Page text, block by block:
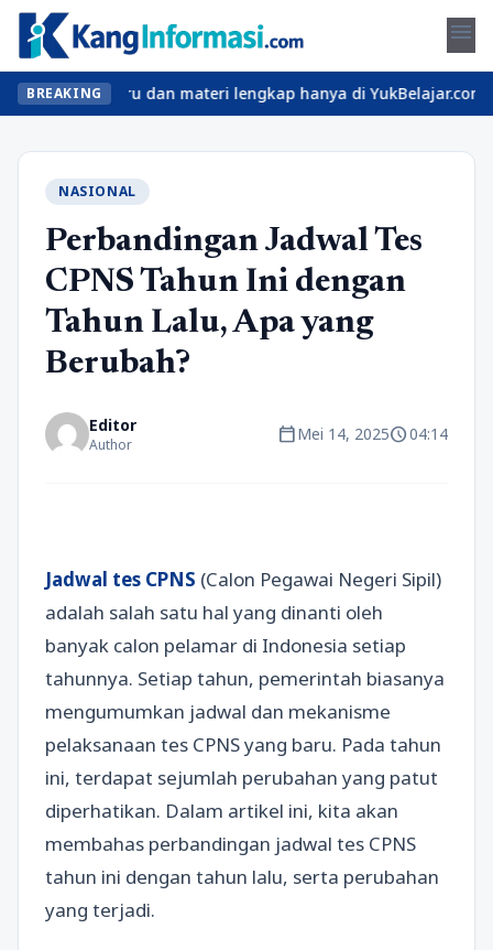
menu
BREAKING
seru dan materi lengkap hanya di YukBelajar.com.
NASIONAL
Perbandingan Jadwal Tes
CPNS Tahun Ini dengan
Tahun Lalu, Apa yang
Berubah?
Editor
Author calendar_todayMei 14, 2025schedule04:14
Jadwal tes CPNS (Calon Pegawai Negeri Sipil)
adalah salah satu hal yang dinanti oleh
banyak calon pelamar di Indonesia setiap
tahunnya. Setiap tahun, pemerintah biasanya
mengumumkan jadwal dan mekanisme
pelaksanaan tes CPNS yang baru. Pada tahun
ini, terdapat sejumlah perubahan yang patut
diperhatikan. Dalam artikel ini, kita akan
membahas perbandingan jadwal tes CPNS
tahun ini dengan tahun lalu, serta perubahan
yang terjadi.